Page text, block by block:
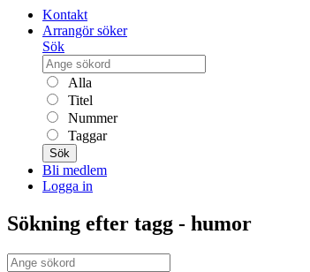
Kontakt
Arrangör söker
Sök
Alla
Titel
Nummer
Taggar
Sök
Bli medlem
Logga in
Sökning efter tagg - humor